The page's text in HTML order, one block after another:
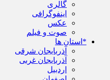
گالری
اینفوگرافی
عکس
صوت و فیلم
*استان ها
آذربایجان شرقی
آذربایجان غربی
اردبیل